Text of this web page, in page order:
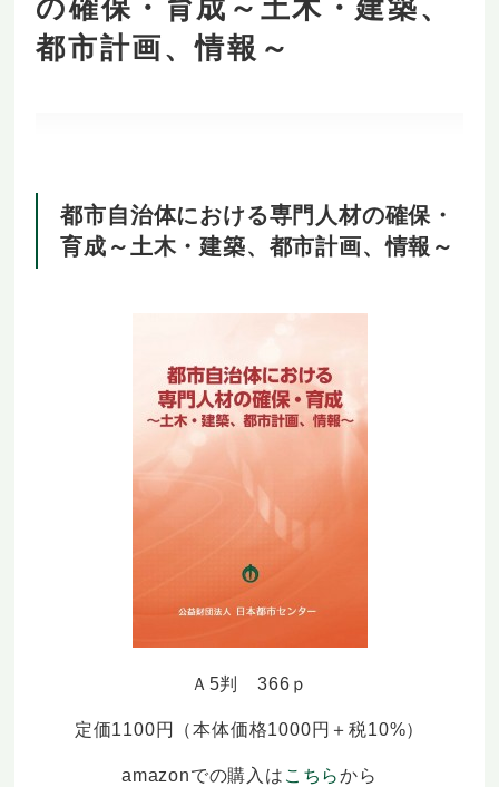
の確保・育成～土木・建築、
都市計画、情報～
都市自治体における専門人材の確保・
育成～土木・建築、都市計画、情報～
Ａ5判 366ｐ
定価1100円（本体価格1000円＋税10%）
amazonでの購入は こちらから